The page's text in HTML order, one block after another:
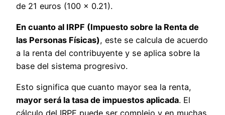
de 21 euros (100 x 0.21).
En cuanto al IRPF (Impuesto sobre la Renta de
las Personas Físicas), este se calcula de acuerdo
a la renta del contribuyente y se aplica sobre la
base del sistema progresivo.
Esto significa que cuanto mayor sea la renta,
mayor será la tasa de impuestos aplicada. El